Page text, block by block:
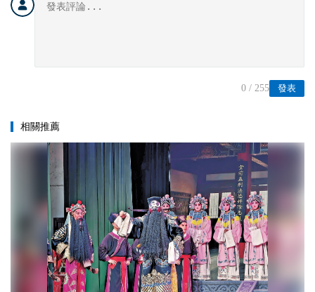
發表
0 / 255
相關推薦